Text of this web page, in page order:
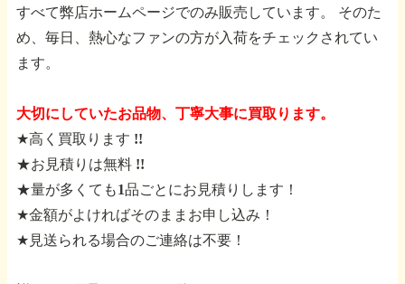
すべて弊店ホームページでのみ販売しています。
そのた
め、毎日、熱心なファンの方が入荷をチェックされてい
ます。
大切にしていたお品物、丁寧大事に買取ります。
★高く買取ります !!
★お見積りは無料 !!
★量が多くても1品ごとにお見積りします！
★金額がよければそのままお申し込み！
★見送られる場合のご連絡は不要！